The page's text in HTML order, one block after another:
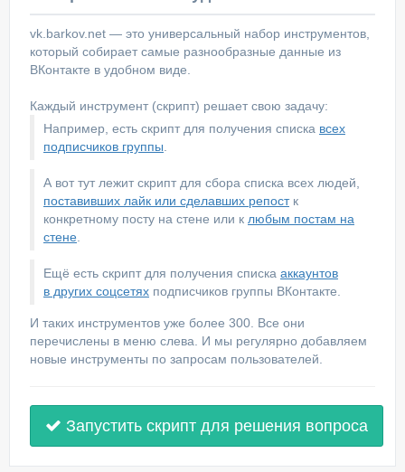
vk.barkov.net — это универсальный набор инструментов,
который собирает самые разнообразные данные из
ВКонтакте в удобном виде.
Каждый инструмент (скрипт) решает свою задачу:
Например, есть скрипт для получения списка всех
подписчиков группы
А вот тут лежит скрипт для сбора списка всех людей,
поставивших лайк или сделавших репостк
конкретному посту на стене или к любым постам на
стене
Ещё есть скрипт для получения списка аккаунтов
в других соцсетях подписчиков группы ВКонтакте.
И таких инструментов уже более 300. Все они
перечислены в меню слева. И мы регулярно добавляем
новые инструменты по запросам пользователей.
Запустить скрипт для решения вопроса